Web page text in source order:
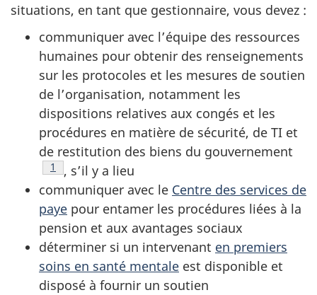
situations, en tant que gestionnaire, vous devez :
communiquer avec l’équipe des ressources
humaines pour obtenir des renseignements
sur les protocoles et les mesures de soutien
de l’organisation, notamment les
dispositions relatives aux congés et les
procédures en matière de sécurité, de TI et
de restitution des biens du gouvernement
Voir la note en bas de page
1
, s’il y a lieu
communiquer avec le Centre des services de
paye pour entamer les procédures liées à la
pension et aux avantages sociaux
déterminer si un intervenant en premiers
soins en santé mentale est disponible et
disposé à fournir un soutien